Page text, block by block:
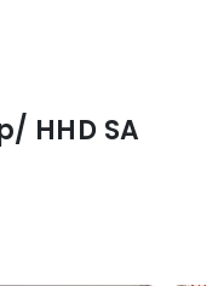
HHD SA